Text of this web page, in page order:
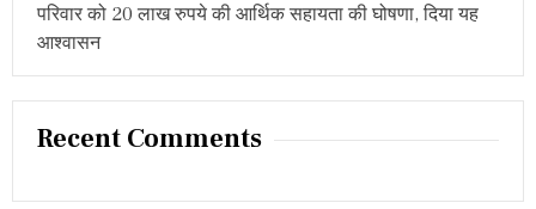
परिवार को 20 लाख रुपये की आर्थिक सहायता की घोषणा, दिया यह
आश्वासन
Recent Comments